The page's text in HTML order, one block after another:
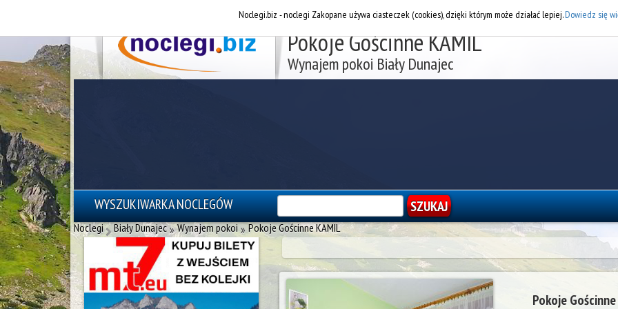
Pokoje Gościnne KAMIL
Wynajem pokoi Biały Dunajec
WYSZUKIWARKA NOCLEGÓW
Noclegi Biały Dunajec»Wynajem pokoi»Pokoje Gościnne KAMIL
Pokoje
reklama - noclegi Zakopane
Noclegi.biz - noclegi Zakopane używa ciasteczek (cookies), dzięki którym może działać lepiej.Dowiedz się